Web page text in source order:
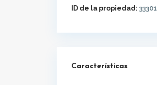
ID de la propiedad: 33301
Características